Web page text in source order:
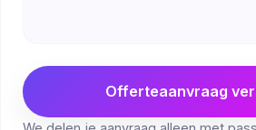
Offerteaanvraag